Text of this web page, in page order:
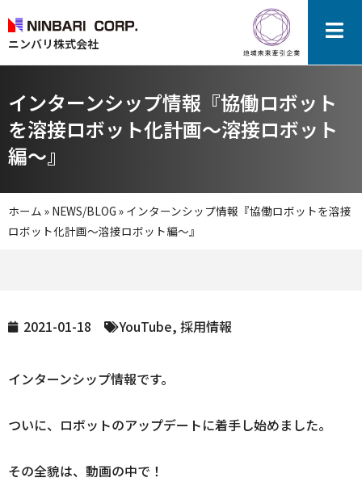
ニンバリ株式会社
インターンシップ情報『協働ロボット
を溶接ロボット化計画～溶接ロボット
編～』
ホーム » NEWS/BLOG » インターンシップ情報『協働ロボットを溶接
ロボット化計画～溶接ロボット編～』
2021-01-18 YouTube, 採用情報
インターンシップ情報です。
ついに、ロボットのアップデートに着手し始めました。
その全貌は、動画の中で！